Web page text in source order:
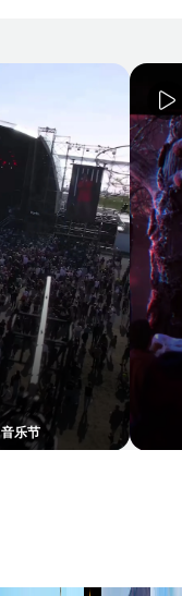
音乐节